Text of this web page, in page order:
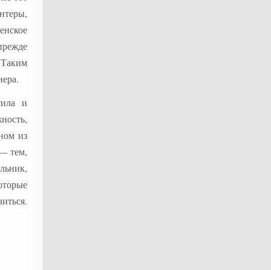
и
из
тем,